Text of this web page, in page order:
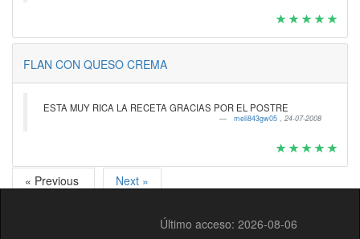
FLAN CON QUESO CREMA
ESTA MUY RICA LA RECETA GRACIAS POR EL POSTRE
meli843gw05 , 24-07-2008
« Previous Next »
Último acceso: 2026-08-06